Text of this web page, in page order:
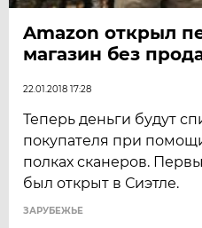
Amazon открыл
магазин без
22.01.2018 17:28
Теперь деньги будут
покупателя при
полках сканеров.
был открыт в Сиэтле.
ЗАРУБЕЖЬЕ